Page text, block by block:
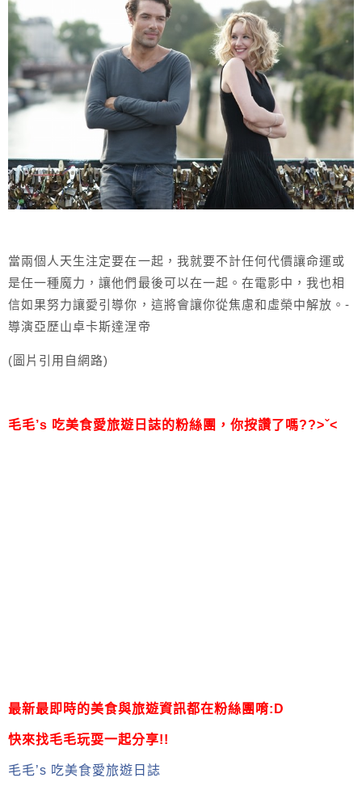
當兩個人天生注定要在一起，我就要不計任何代價讓命運或
是任一種魔力，讓他們最後可以在一起。在電影中，我也相
信如果努力讓愛引導你，這將會讓你從焦慮和虛榮中解放。-
導演亞歷山卓卡斯達涅帝
(圖片引用自網路)
毛毛’s 吃美食愛旅遊日誌的粉絲團， 你按讚了嗎??>ˇ<
最新最即時的美食與旅遊資訊都在粉絲團唷:D
快來找毛毛玩耍一起分享!!
毛毛’s 吃美食愛旅遊日誌